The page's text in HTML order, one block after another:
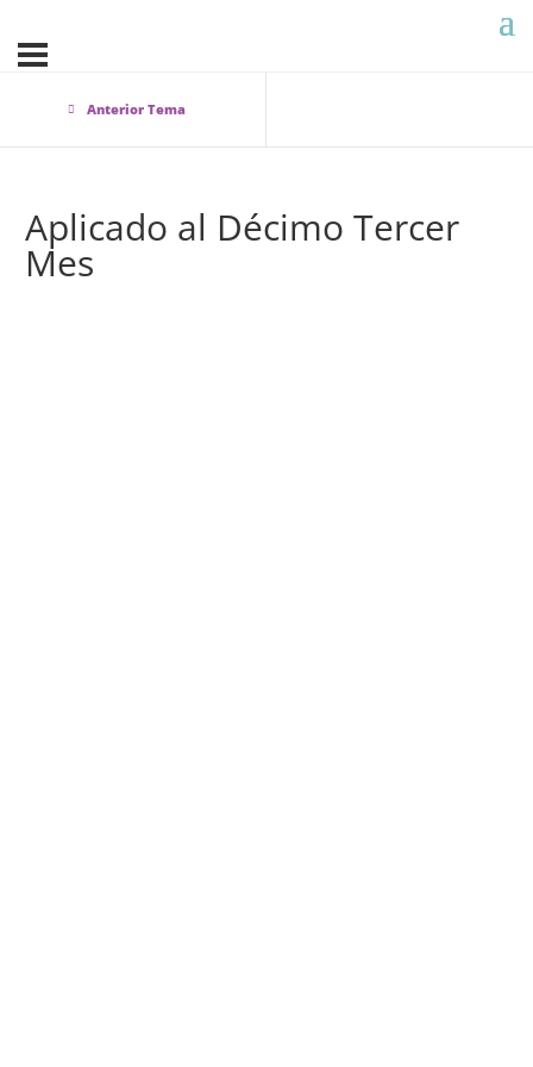
Anterior Tema
Aplicado al Décimo Tercer
Mes